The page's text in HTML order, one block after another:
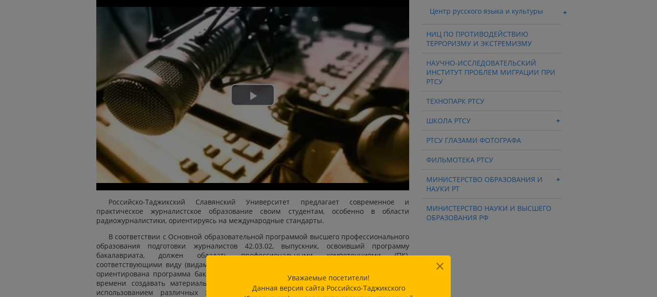
Play
Video
Российско-Таджикский Славянский Университет предлагает современное и
практическое журналистское образование своим студентам, особенно в области
радиожурналистики, ориентируясь на международные стандарты.
В соответствии с Основной образовательной программой высшего профессионального
образования подготовки журналистов 42.03.02, выпускник, освоивший программу
бакалавриата, должен обладать профессиональными компетенциями (ПК),
соответствующими виду (видам) профессиональной деятельности, на который (которые)
ориентирована программа бакалавриата: способностью в рамках отведенного бюджета
времени создавать материалы для массмедиа в определенных жанрах, форматах с
использованием различных знаковых систем (вербальной, фото-, аудио-, видео-,
Центр русского языка и культуры
НИЦ ПО ПРОТИВОДЕЙСТВИЮ
ТЕРРОРИЗМУ И ЭКСТРЕМИЗМУ
НАУЧНО-ИССЛЕДОВАТЕЛЬСКИЙ
ИНСТИТУТ ПРОБЛЕМ МИГРАЦИИ ПРИ
РТСУ
ТЕХНОПАРК РТСУ
ШКОЛА РТСУ
РТСУ ГЛАЗАМИ ФОТОГРАФА
ФИЛЬМОТЕКА РТСУ
МИНИСТЕРСТВО ОБРАЗОВАНИЯ И
НАУКИ РТ
МИНИСТЕРСТВО НАУКИ И ВЫСШЕГО
ОБРАЗОВАНИЯ РФ
Уважаемые посетители!
Данная версия сайта Российско-Таджикского